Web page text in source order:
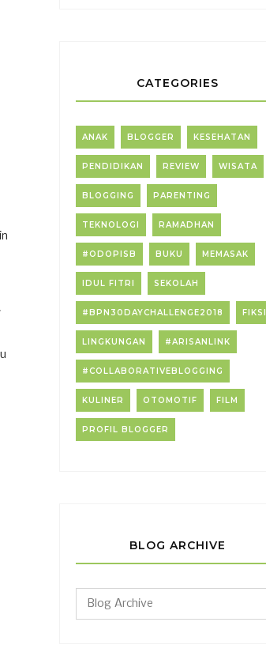
CATEGORIES
ANAK BLOGGER KESEHATAN
PENDIDIKAN REVIEW WISATA
BLOGGING PARENTING
TEKNOLOGI RAMADHAN
#ODOPISB BUKU MEMASAK
IDUL FITRI SEKOLAH
#BPN30DAYCHALLENGE2018 FIKSI
LINGKUNGAN #ARISANLINK
#COLLABORATIVEBLOGGING
KULINER OTOMOTIF FILM
PROFIL BLOGGER
BLOG ARCHIVE